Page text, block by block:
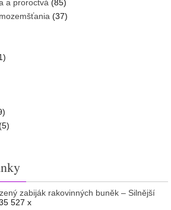
a proroctvá (85)
(37)
zabiják rakovinných buněk – Silnější
527 x